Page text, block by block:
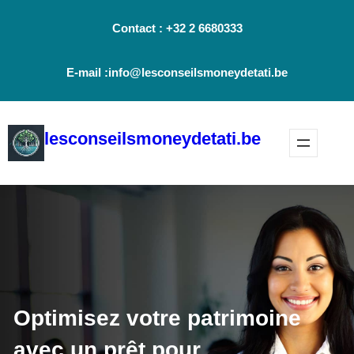
Contact : +32 2 6680333
E-mail :info@lesconseilsmoneydetati.be
lesconseilsmoneydetati.be
Optimisez votre patrimoine